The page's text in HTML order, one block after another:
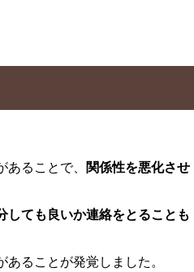
ることで、
関係性を悪化させ
しても良いか連絡をとることも
ることが発覚しました。